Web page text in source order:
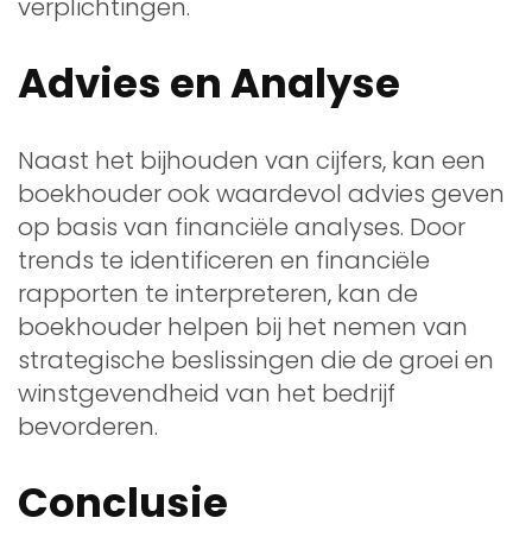
verplichtingen.
Advies en Analyse
Naast het bijhouden van cijfers, kan een
boekhouder ook waardevol advies geven
op basis van financiële analyses. Door
trends te identificeren en financiële
rapporten te interpreteren, kan de
boekhouder helpen bij het nemen van
strategische beslissingen die de groei en
winstgevendheid van het bedrijf
bevorderen.
Conclusie